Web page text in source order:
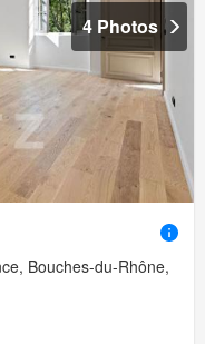
4 Photos
Bouches-du-Rhône,